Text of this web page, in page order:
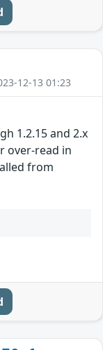
12-13 01:23
1.2.15 and 2.x
over-read in
from